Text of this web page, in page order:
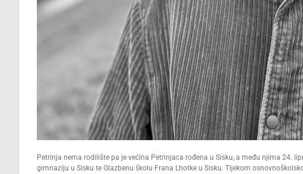
Petrinja nema rodilište pa je većina Petrinjaca rođena u Sisku, a među njima 24.
gimnaziju u Sisku te Glazbenu školu Frana Lhotke u Sisku. Tijekom